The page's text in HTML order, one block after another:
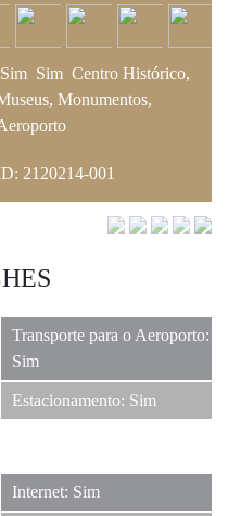
Sim Sim Centro Histórico,
Monumentos,
2120214-001
Transporte para o Aeroporto:
Sim
Estacionamento: Sim
Internet: Sim